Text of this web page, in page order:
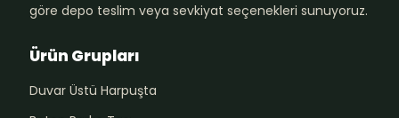
göre depo teslim veya sevkiyat seçenekleri sunuyoruz.
Ürün Grupları
Duvar Üstü Harpuşta